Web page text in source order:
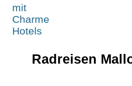
Radreisen